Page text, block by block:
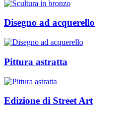
Disegno ad acquerello
Pittura astratta
Edizione di Street Art